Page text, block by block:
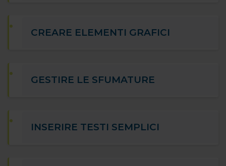
CREARE ELEMENTI GRAFICI
GESTIRE LE SFUMATURE
INSERIRE TESTI SEMPLICI